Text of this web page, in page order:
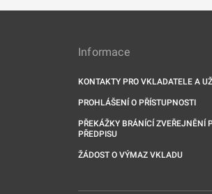
Informace
KONTAKTY PRO VKLADATELE A
PROHLÁŠENÍ O PŘÍSTUPNOSTI
PŘEKÁŽKY BRÁNÍCÍ ZVEŘEJNĚNÍ
PŘEDPISU
ŽÁDOST O VÝMAZ VKLADU